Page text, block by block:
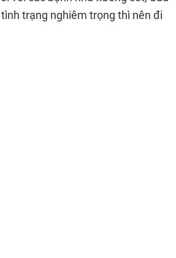
trạng nghiêm trọng thì nên đi